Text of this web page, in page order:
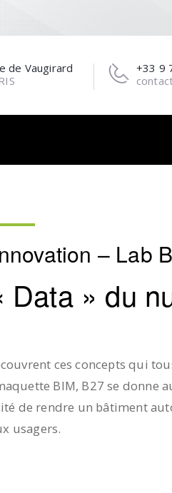
+33 9
de Vaugirard
– Lab
» du
ces concepts qui
BIM, B27 se donne
de rendre un bâtiment
usagers.